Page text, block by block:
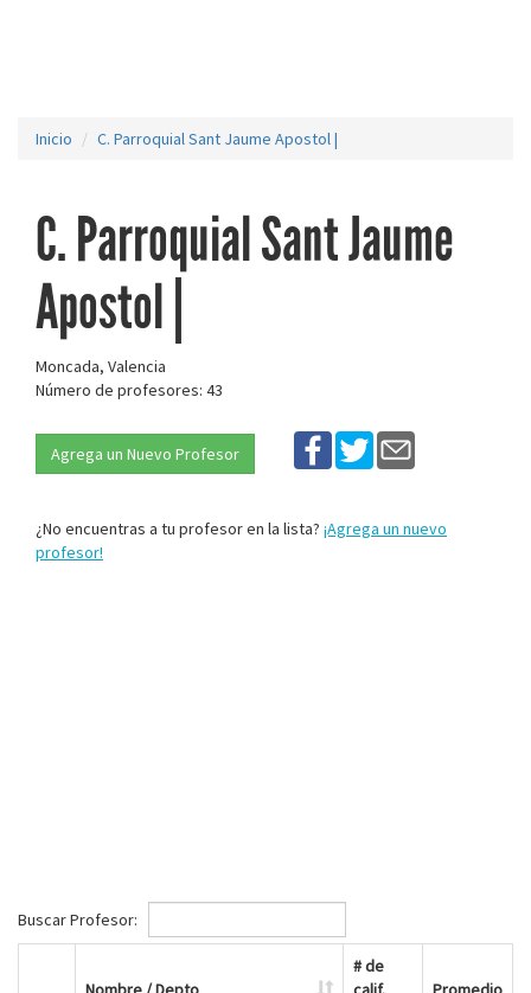
Inicio C. Parroquial Sant Jaume Apostol |
C. Parroquial Sant Jaume
Apostol |
Moncada, Valencia
Número de profesores: 43
Agrega un Nuevo Profesor
¿No encuentras a tu profesor en la lista? ¡Agrega un nuevo
profesor!
Buscar Profesor:
# de